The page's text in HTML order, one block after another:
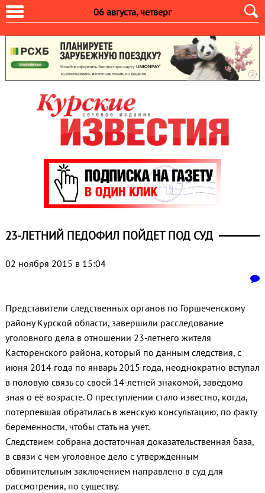
06 августа, четверг
23-ЛЕТНИЙ ПЕДОФИЛ ПОЙДЕТ ПОД СУД
02 ноября 2015 в 15:04
Представители следственных органов по Горшеченскому
району Курской области, завершили расследование
уголовного дела в отношении 23-летнего жителя
Касторенского района, который по данным следствия, с
июня 2014 года по январь 2015 года, неоднократно вступал
в половую связь со своей 14-летней знакомой, заведомо
зная о её возрасте. О преступлении стало известно, когда,
потерпевшая обратилась в женскую консультацию, по факту
беременности, чтобы стать на учет.
Следствием собрана достаточная доказательственная база,
в связи с чем уголовное дело с утвержденным
обвинительным заключением направлено в суд для
рассмотрения, по существу.